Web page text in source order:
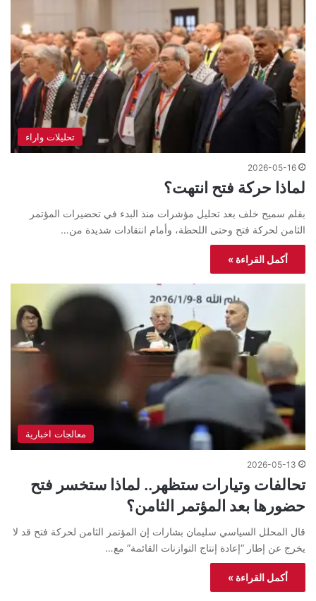
تحليلات واراء
2026-05-16
لماذا حركة فتح انتهت؟
بقلم سميح خلف بعد تحليل مؤشرات منذ البدء في تحضيرات المؤتمر
الثامن لحركة فتح وحتى اللحظة، وأمام انتقادات شديدة من…
أكمل القراءة »
معالجات اخبارية
2026-05-13
تحالفات وتيارات ستظهر.. لماذا ستخسر فتح
حضورها بعد المؤتمر الثامن؟
قال المحلل السياسي سليمان بشارات إن المؤتمر الثامن لحركة فتح قد لا
يخرج عن إطار “إعادة إنتاج التوازنات القائمة” مع…
أكمل القراءة »